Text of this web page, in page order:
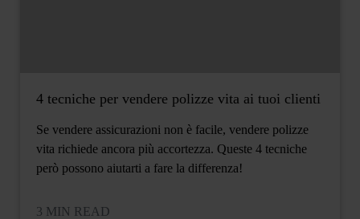
4 tecniche per vendere polizze vita ai tuoi clienti
Se vendere assicurazioni non è facile, vendere polizze
vita richiede ancora più accortezza. Queste 4 tecniche
però possono aiutarti a fare la differenza!
3 MIN READ